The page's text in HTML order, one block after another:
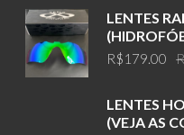
LENTES
R$179.00
LENTES
(VEJA AS